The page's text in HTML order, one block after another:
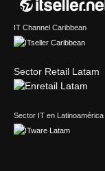
IT Channel Caribbean
Sector Retail Latam
Sector IT en Latinoamérica